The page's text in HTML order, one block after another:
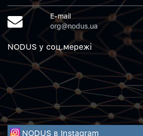
E-mail
org@nodus.ua
NODUS у соц.мережi
NODUS в Instagram